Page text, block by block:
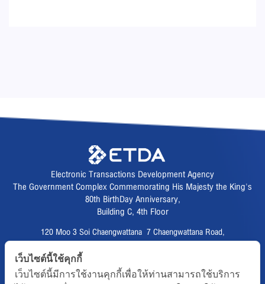
Electronic Transactions Development Agency
The Government Complex Commemorating His Majesty the King's
80th BirthDay Anniversary,
Building C, 4th Floor
120 Moo 3 Soi Chaengwattana 7 Chaengwattana Road,
Fax :02 123 1200
เว็บไซต์นี้ใช้คุกกี้
เว็บไซต์นี้มีการใช้งานคุกกี้เพื่อให้ท่านสามารถใช้บริการ